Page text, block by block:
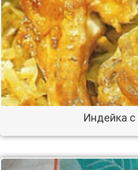
Индейка с